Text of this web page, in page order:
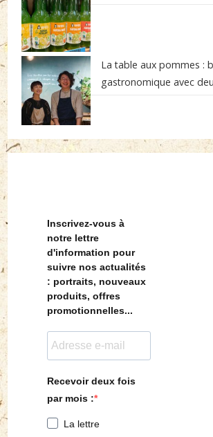
La table aux pommes :
gastronomique avec
Inscrivez-vous à
notre lettre
d'information pour
suivre nos actualités
: portraits, nouveaux
produits, offres
promotionnelles...
Recevoir deux fois
par mois :
La lettre